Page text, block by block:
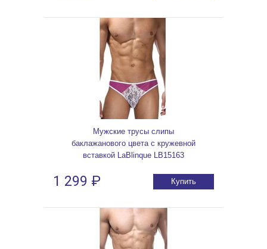
Мужские трусы слипы
баклажанового цвета с кружевной
вставкой LaBlinque LB15163
1 299 ₽ Купить